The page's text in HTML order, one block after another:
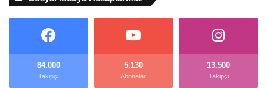
84.000
Takipçi
5.130
Aboneler
13.500
Takipçi